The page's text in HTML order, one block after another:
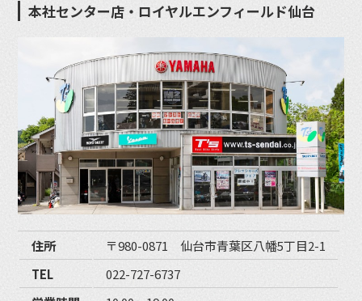
本社センター店・ロイヤルエンフィールド仙台
住所
〒980-0871 仙台市青葉区八幡5丁目2-1
TEL
022-727-6737